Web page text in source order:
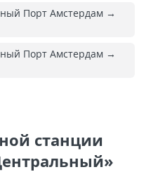
Порт Амстердам →
Порт Амстердам →
станции